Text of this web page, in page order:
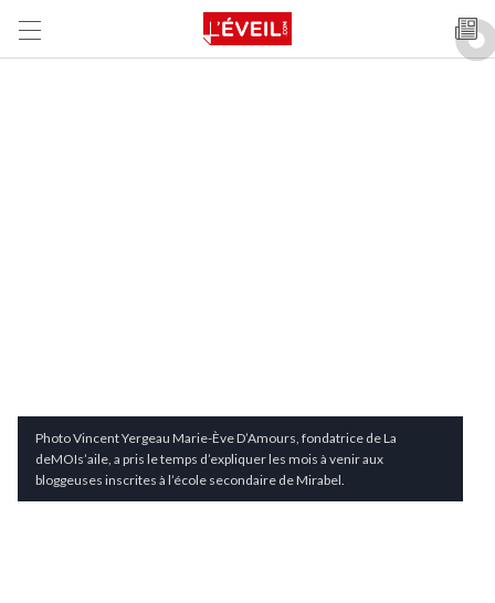
Photo Vincent Yergeau Marie-Ève D’Amours, fondatrice de La
deMOIs’aile, a pris le temps d’expliquer les mois à venir aux
bloggeuses inscrites à l’école secondaire de Mirabel.